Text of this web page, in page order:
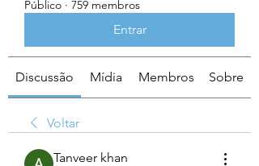
Público · 759 membros
Entrar
Discussão Mídia Membros Sobre
Voltar
Tanveer khan